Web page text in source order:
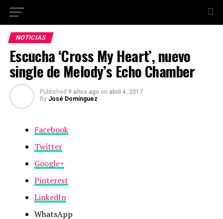
NOTICIAS
Escucha ‘Cross My Heart’, nuevo
single de Melody’s Echo Chamber
Published 9 años ago on abril 4, 2017
By José Domínguez
Facebook
Twitter
Google+
Pinterest
LinkedIn
WhatsApp